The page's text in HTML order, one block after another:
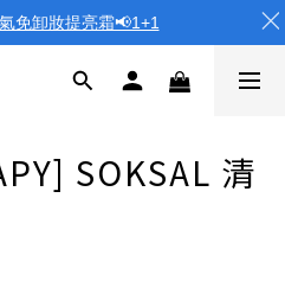
SOKSAL 清
免卸妝提亮霜📢1+1